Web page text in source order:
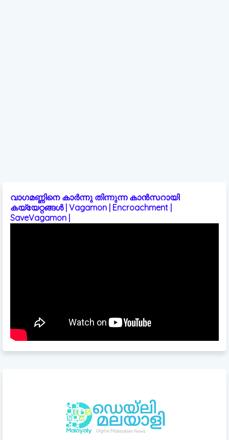
വാഗമണ്ണിനെ കാർന്നു തിന്നുന്ന കാൻസറായി
കയ്യേറ്റങ്ങൾ | Vagamon | Encroachment |
SaveVagamon |